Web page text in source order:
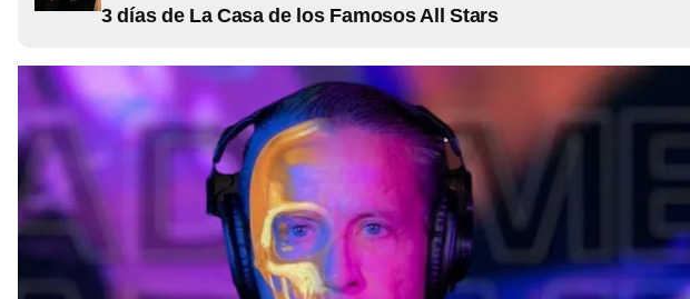
3 días de La Casa de los Famosos All Stars